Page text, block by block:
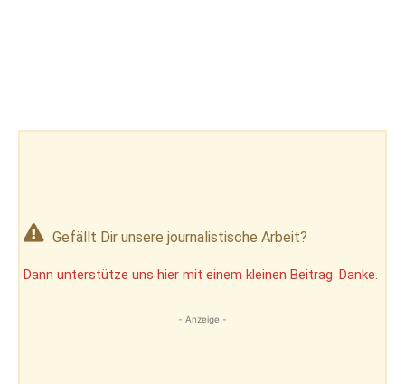
Gefällt Dir unsere journalistische Arbeit?
Dann unterstütze uns hier mit einem kleinen Beitrag. Danke.
- Anzeige -